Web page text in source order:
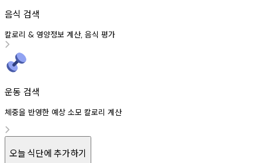
음식 검색
칼로리 & 영양정보 계산, 음식 평가
운동 검색
체중을 반영한 예상 소모 칼로리 계산
오늘 식단에 추가하기